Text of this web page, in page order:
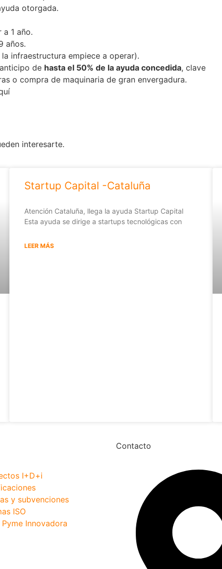
otorgada.
1 año.
años.
infraestructura empiece a operar).
de hasta el 50% de la ayuda concedida, clave
o compra de maquinaria de gran envergadura.
interesarte.
Startup Capital -Cataluña
Atención Cataluña, llega la ayuda Startup Capital
Esta ayuda se dirige a startups tecnológicas con
LEER MÁS
I+D+i
y subvenciones
ISO
Innovadora
Contacto